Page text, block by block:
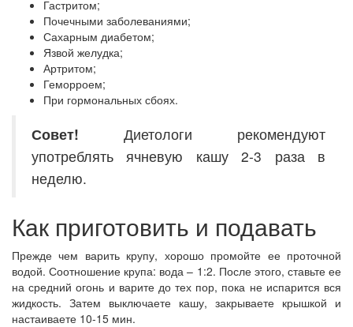
Гастритом;
Почечными заболеваниями;
Сахарным диабетом;
Язвой желудка;
Артритом;
Геморроем;
При гормональных сбоях.
Совет!
Диетологи рекомендуют
употреблять ячневую кашу 2-3 раза в
неделю.
Как приготовить и подавать
Прежде чем варить крупу, хорошо промойте ее проточной
водой. Соотношение крупа: вода – 1:2. После этого, ставьте ее
на средний огонь и варите до тех пор, пока не испарится вся
жидкость. Затем выключаете кашу, закрываете крышкой и
настаиваете 10-15 мин.